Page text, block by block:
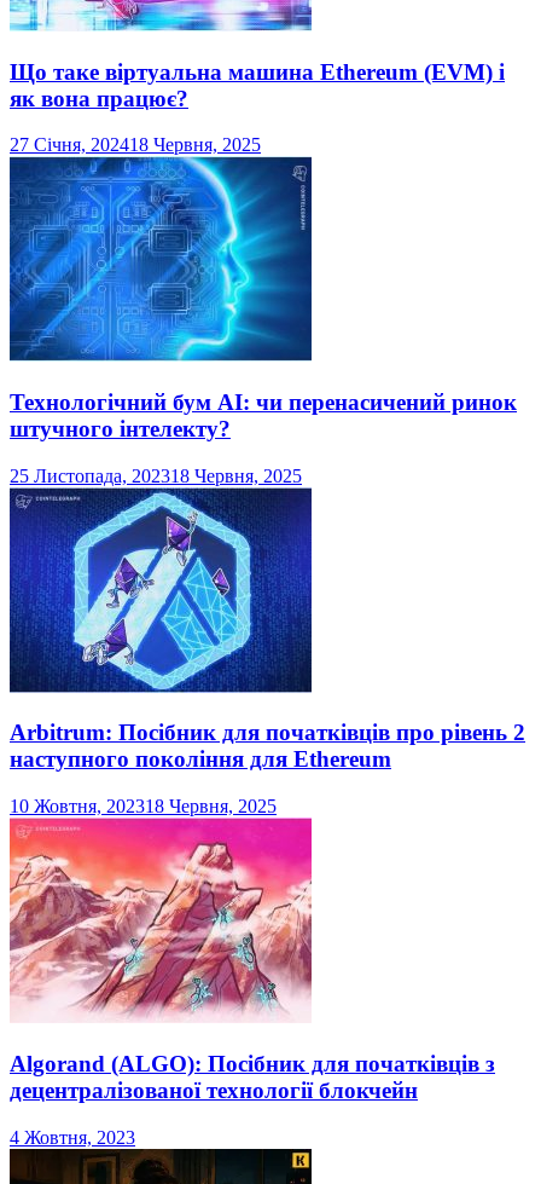
Що таке віртуальна машина Ethereum (EVM) і
як вона працює?
27 Січня, 202418 Червня, 2025
Технологічний бум AI: чи перенасичений ринок
штучного інтелекту?
25 Листопада, 202318 Червня, 2025
Arbitrum: Посібник для початківців про рівень 2
наступного покоління для Ethereum
10 Жовтня, 202318 Червня, 2025
Algorand (ALGO): Посібник для початківців з
децентралізованої технології блокчейн
4 Жовтня, 2023